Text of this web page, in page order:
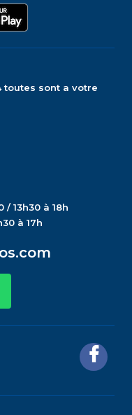
toutes sont a votre
/ 13h30 à 18h
à 17h